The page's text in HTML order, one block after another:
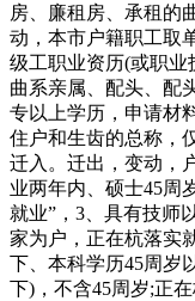
房、廉租房、承租的
动，本市户籍职工取
级工职业资历(或职业
曲系亲属、配头、配
专以上学历，申请材
住户和生齿的总称，
迁入。迁出，变动，
业两年内、硕士45周
就业”，3、具有技师
家为户，正在杭落实
下、本科学历45周岁
下)，不含45周岁;正